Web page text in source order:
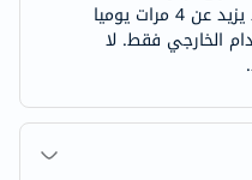
كافية على المناطق المصابة بما لا يزيد عن 4 مرات يوميا
الخارجي فقط. لا